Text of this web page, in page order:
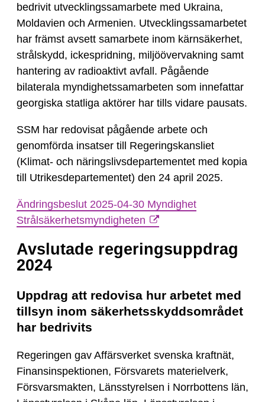
bedrivit utvecklingssamarbete med Ukraina,
Moldavien och Armenien. Utvecklingssamarbetet
har främst avsett samarbete inom kärnsäkerhet,
strålskydd, ickespridning, miljöövervakning samt
hantering av radioaktivt avfall. Pågående
bilaterala myndighetssamarbeten som innefattar
georgiska statliga aktörer har tills vidare pausats.
SSM har redovisat pågående arbete och
genomförda insatser till Regeringskansliet
(Klimat- och näringslivsdepartementet med kopia
till Utrikesdepartementet) den 24 april 2025.
Ändringsbeslut 2025-04-30 Myndighet
Strålsäkerhetsmyndigheten
Avslutade regeringsuppdrag
2024
Uppdrag att redovisa hur arbetet med
tillsyn inom säkerhetsskyddsområdet
har bedrivits
Regeringen gav Affärsverket svenska kraftnät,
Finansinspektionen, Försvarets materielverk,
Försvarsmakten, Länsstyrelsen i Norrbottens län,